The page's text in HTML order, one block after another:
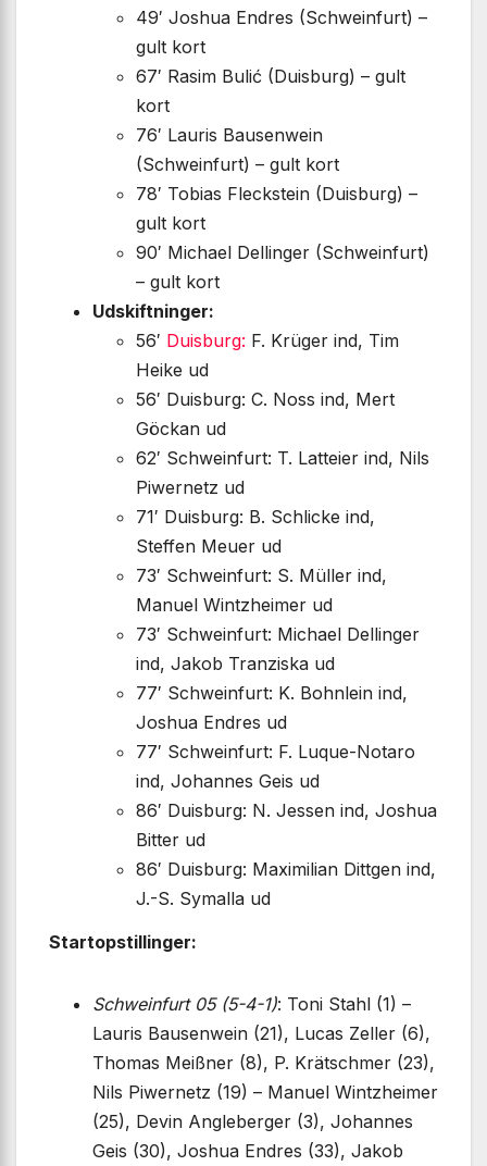
49′ Joshua Endres (Schweinfurt) –
gult kort
67′ Rasim Bulić (Duisburg) – gult
kort
76′ Lauris Bausenwein
(Schweinfurt) – gult kort
78′ Tobias Fleckstein (Duisburg) –
gult kort
90′ Michael Dellinger (Schweinfurt)
– gult kort
Udskiftninger:
56′ Duisburg: F. Krüger ind, Tim
Heike ud
56′ Duisburg: C. Noss ind, Mert
Göckan ud
62′ Schweinfurt: T. Latteier ind, Nils
Piwernetz ud
71′ Duisburg: B. Schlicke ind,
Steffen Meuer ud
73′ Schweinfurt: S. Müller ind,
Manuel Wintzheimer ud
73′ Schweinfurt: Michael Dellinger
ind, Jakob Tranziska ud
77′ Schweinfurt: K. Bohnlein ind,
Joshua Endres ud
77′ Schweinfurt: F. Luque-Notaro
ind, Johannes Geis ud
86′ Duisburg: N. Jessen ind, Joshua
Bitter ud
86′ Duisburg: Maximilian Dittgen ind,
J.-S. Symalla ud
Startopstillinger:
Schweinfurt 05 (5-4-1): Toni Stahl (1) –
Lauris Bausenwein (21), Lucas Zeller (6),
Thomas Meißner (8), P. Krätschmer (23),
Nils Piwernetz (19) – Manuel Wintzheimer
(25), Devin Angleberger (3), Johannes
Geis (30), Joshua Endres (33), Jakob